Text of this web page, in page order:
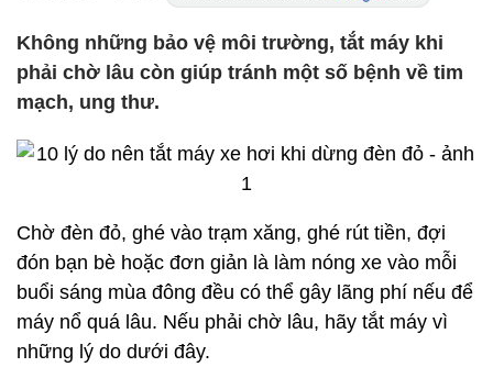
Không những bảo vệ môi trường, tắt máy khi
phải chờ lâu còn giúp tránh một số bệnh về tim
mạch, ung thư.
Chờ đèn đỏ, ghé vào trạm xăng, ghé rút tiền, đợi
đón bạn bè hoặc đơn giản là làm nóng xe vào mỗi
buổi sáng mùa đông đều có thể gây lãng phí nếu để
máy nổ quá lâu. Nếu phải chờ lâu, hãy tắt máy vì
những lý do dưới đây.